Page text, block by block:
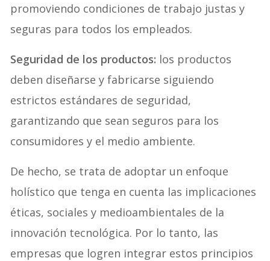
promoviendo condiciones de trabajo justas y
seguras para todos los empleados.
Seguridad de los productos: los productos
deben diseñarse y fabricarse siguiendo
estrictos estándares de seguridad,
garantizando que sean seguros para los
consumidores y el medio ambiente.
De hecho, se trata de adoptar un enfoque
holístico que tenga en cuenta las implicaciones
éticas, sociales y medioambientales de la
innovación tecnológica. Por lo tanto, las
empresas que logren integrar estos principios